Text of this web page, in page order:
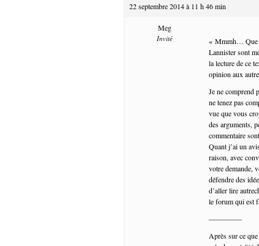
22 septembre 2014 à 11 h 46 min
Meg
Invité
« Mmmh… Que
Lannister sont
la lecture de ce
opinion aux
Je ne comprend
ne tenez pas
vue que vous
des arguments,
commentaire
Quant j’ai un
raison, avec
votre demande,
défendre des
d’aller lire
le forum qui est
————–
Après sur ce